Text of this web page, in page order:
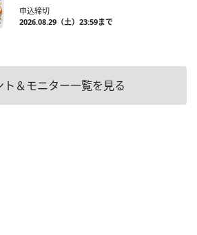
申込締切
2026.08.29（土）23:59まで
ト＆モニター一覧を見る